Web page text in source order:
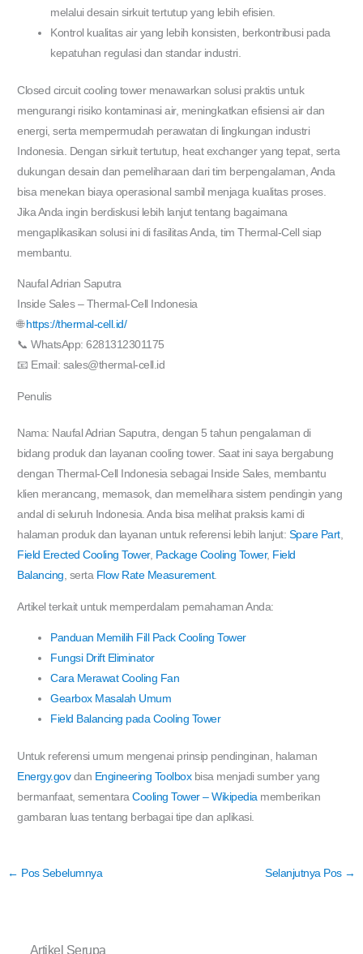
melalui desain sirkuit tertutup yang lebih efisien.
Kontrol kualitas air yang lebih konsisten, berkontribusi pada
kepatuhan regulasi dan standar industri.
Closed circuit cooling tower menawarkan solusi praktis untuk
mengurangi risiko kontaminasi air, meningkatkan efisiensi air dan
energi, serta mempermudah perawatan di lingkungan industri
Indonesia. Dengan sirkuit tertutup, heat exchanger yang tepat, serta
dukungan desain dan pemeliharaan dari tim berpengalaman, Anda
bisa menekan biaya operasional sambil menjaga kualitas proses.
Jika Anda ingin berdiskusi lebih lanjut tentang bagaimana
mengaplikasikan solusi ini di fasilitas Anda, tim Thermal-Cell siap
membantu.
Naufal Adrian Saputra
Inside Sales – Thermal-Cell Indonesia
🌐 https://thermal-cell.id/
📞 WhatsApp: 6281312301175
📧 Email: sales@thermal-cell.id
Penulis
Nama: Naufal Adrian Saputra, dengan 5 tahun pengalaman di
bidang produk dan layanan cooling tower. Saat ini saya bergabung
dengan Thermal-Cell Indonesia sebagai Inside Sales, membantu
klien merancang, memasok, dan memelihara sistem pendingin yang
andal di seluruh Indonesia. Anda bisa melihat praksis kami di
halaman produk dan layanan untuk referensi lebih lanjut: Spare Part,
Field Erected Cooling Tower, Package Cooling Tower, Field
Balancing, serta Flow Rate Measurement.
Artikel terkait untuk memperdalam pemahaman Anda:
Panduan Memilih Fill Pack Cooling Tower
Fungsi Drift Eliminator
Cara Merawat Cooling Fan
Gearbox Masalah Umum
Field Balancing pada Cooling Tower
Untuk referensi umum mengenai prinsip pendinginan, halaman
Energy.govdan Engineering Toolboxbisa menjadi sumber yang
bermanfaat, sementaraCooling Tower – Wikipedia memberikan
gambaran luas tentang berbagai tipe dan aplikasi.
← Pos Sebelumnya Selanjutnya Pos →
Artikel Serupa